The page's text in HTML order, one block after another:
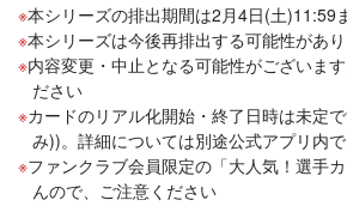
本シリーズの排出期間は2月4日(土)11:59
本シリーズは今後再排出する可能性があ
内容変更・中止となる可能性がございま
ださい
カードのリアル化開始・終了日時は未定
み))。詳細については別途公式アプリ内
ファンクラブ会員限定の「大人気！選手
んので、ご注意ください